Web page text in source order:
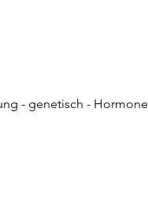
- genetisch - Hormone